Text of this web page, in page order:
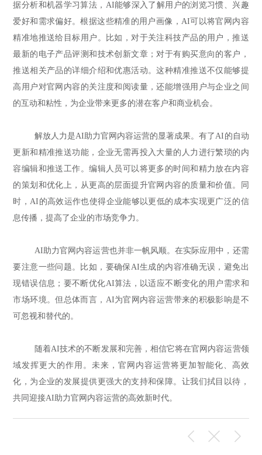
据分析和机器学习算法，AI能够深入了解用户的浏览习惯、兴趣
爱好和需求偏好。根据这些精准的用户画像，AI可以将官网内容
精准地推送给目标用户。比如，对于关注科技产品的用户，推送
最新的电子产品评测和技术创新文章；对于有购买意向的客户，
推送相关产品的详细介绍和优惠活动。这种精准推送不仅能够提
高用户对官网内容的关注度和阅读量，还能增强用户与企业之间
的互动和粘性，为企业带来更多的潜在客户和商业机会。
解放人力是AI助力官网内容运营的显著成果。有了AI的自动
更新和精准推送功能，企业无需再投入大量的人力进行繁琐的内
容编辑和推送工作。编辑人员可以将更多的时间和精力放在内容
的策划和优化上，从更高的层面提升官网内容的质量和价值。同
时，AI的高效运作也使得企业能够以更低的成本实现更广泛的信
息传播，提高了企业的市场竞争力。
AI助力官网内容运营也并非一帆风顺。在实际应用中，还需
要注意一些问题。比如，要确保AI生成的内容准确无误，避免出
现错误信息；要不断优化AI算法，以适应不断变化的用户需求和
市场环境。但总体而言，AI为官网内容运营带来的积极影响是不
可忽视和替代的。
随着AI技术的不断发展和完善，相信它将在官网内容运营领
域发挥更大的作用。未来，官网内容运营将更加智能化、高效
化，为企业的发展提供更强大的支持和保障。让我们拭目以待，
共同迎接AI助力官网内容运营的高效新时代。